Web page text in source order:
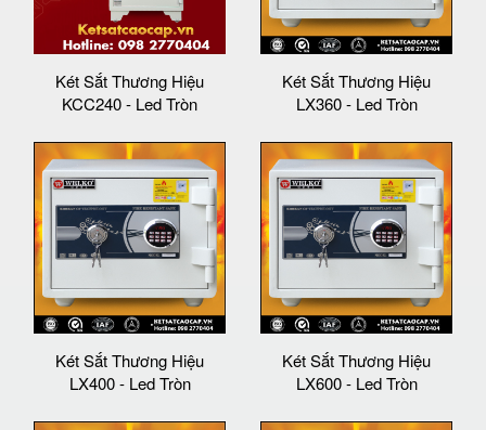
Két Sắt Thương Hiệu
KCC240 - Led Tròn
Két Sắt Thương Hiệu
LX360 - Led Tròn
Két Sắt Thương Hiệu
LX400 - Led Tròn
Két Sắt Thương Hiệu
LX600 - Led Tròn